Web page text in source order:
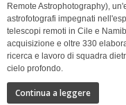
Remote Astrophotography),
astrofotografi impegnati
telescopi remoti in Cile e
acquisizione e oltre 330
ricerca e lavoro di squadra
cielo profondo.
Continua a leggere